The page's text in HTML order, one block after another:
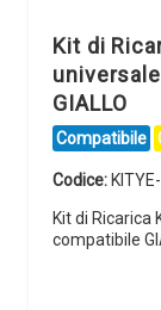
Kit di
GIALLO
Compatibile
Codice:
Kit di Ricarica
compatibile